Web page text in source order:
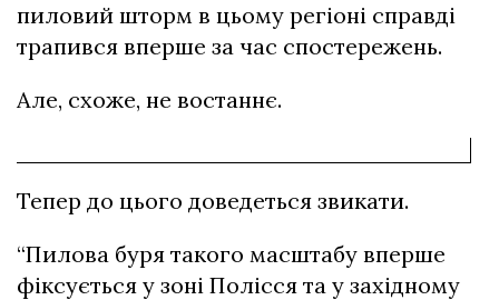
пиловий шторм в цьому регіоні справді
трапився вперше за час спостережень.
Але, схоже, не востаннє.
Тепер до цього доведеться звикати.
“Пилова буря такого масштабу вперше
фіксується у зоні Полісся та у західному